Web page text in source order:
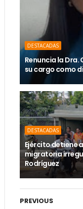
DESTACADAS
Renuncia la
su cargo como
DESTACADAS
Ejército detiene
migratoria
Rodríguez
PREVIOUS